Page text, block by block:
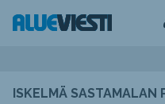
ISKELMÄ SASTAMALAN